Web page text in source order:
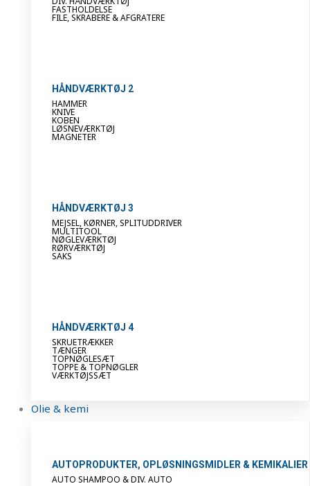
FASTHOLDELSE
FILE, SKRABERE & AFGRATERE
HÅNDVÆRKTØJ 2
HAMMER
KNIVE
KOBEN
LØSNEVÆRKTØJ
MAGNETER
HÅNDVÆRKTØJ 3
MEJSEL, KØRNER, SPLITUDDRIVER
MULTITOOL
NØGLEVÆRKTØJ
RØRVÆRKTØJ
SAKS
HÅNDVÆRKTØJ 4
SKRUETRÆKKER
TÆNGER
TOPNØGLESÆT
TOPPE & TOPNØGLER
VÆRKTØJSSÆT
Olie & kemi
AUTOPRODUKTER, OPLØSNINGSMIDLER & KEMIKALIER
AUTO SHAMPOO & DIV. AUTO